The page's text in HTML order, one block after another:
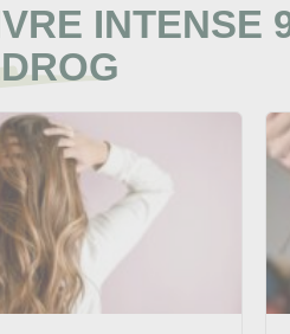
INTENSE